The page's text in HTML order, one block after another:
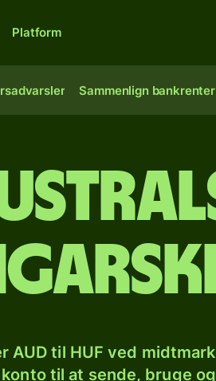
Platform
Sammenlign bankrenter
AUD til HUF ved
til at sende, bruge